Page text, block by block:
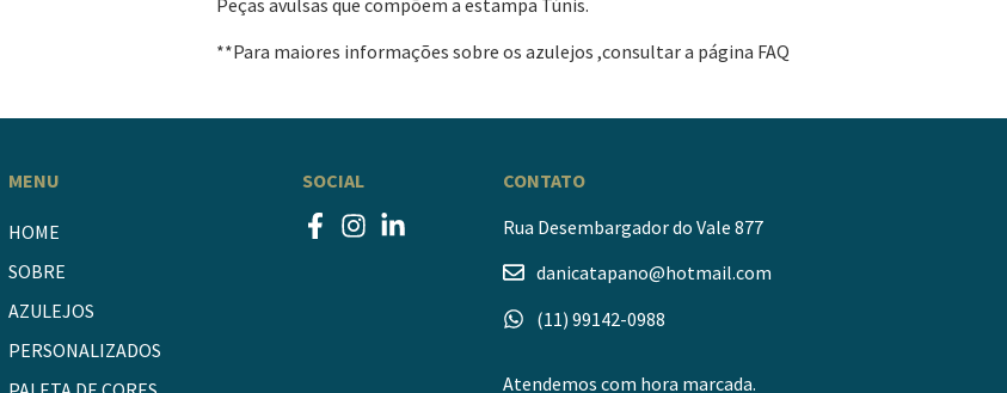
Peças avulsas que compõem a estampa Túnis.
**Para maiores informações sobre os azulejos ,consultar a página FAQ
MENU
HOME
SOBRE
AZULEJOS
PERSONALIZADOS
SOCIAL
CONTATO
Rua Desembargador do Vale 877
danicatapano@hotmail.com
(11) 99142-0988
Atendemos com hora marcada.